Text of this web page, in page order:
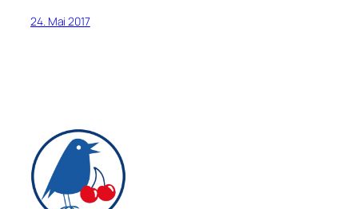
24. Mai 2017